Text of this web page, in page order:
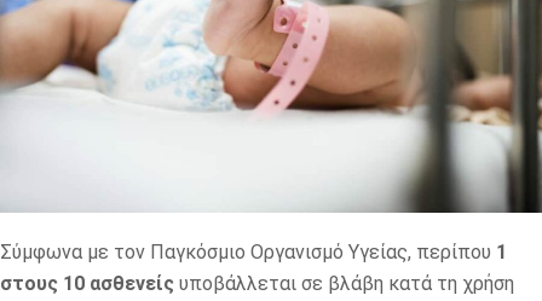
Σύμφωνα με τον Παγκόσμιο Οργανισμό Υγείας, περίπου 1
στους 10 ασθενείς υποβάλλεται σε βλάβη κατά τη χρήση